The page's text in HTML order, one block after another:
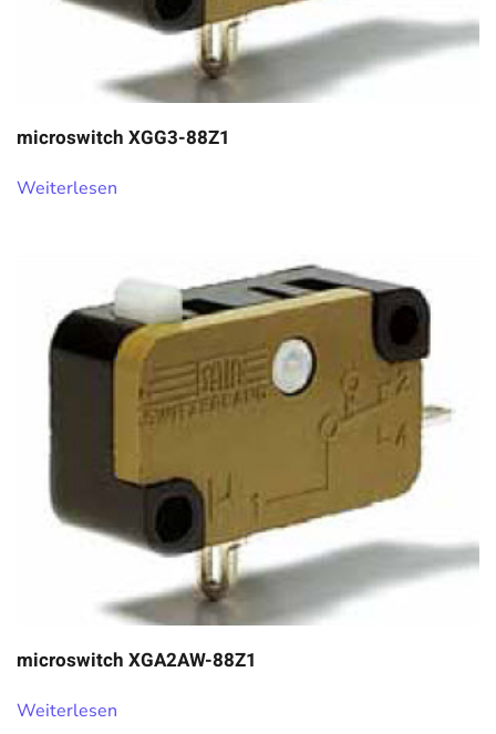
microswitch XGG3-88Z1
Weiterlesen
microswitch XGA2AW-88Z1
Weiterlesen